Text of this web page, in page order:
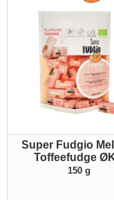
Super Fudgio
Toffeefudge
150 g